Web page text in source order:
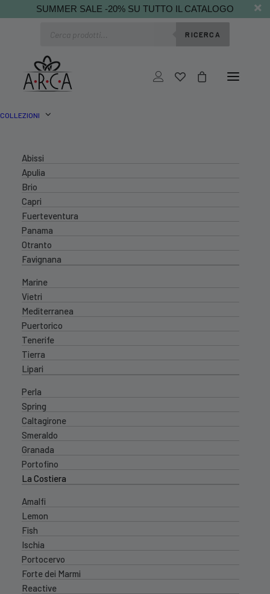
SUMMER SALE -20% SU TUTTO IL CATALOGO
RICERCA
COLLEZIONI
Abissi
Apulia
Brio
Capri
Fuerteventura
Panama
Otranto
Favignana
Marine
Vietri
Mediterranea
Puertorico
Tenerife
Tierra
Lipari
Perla
Spring
Caltagirone
Smeraldo
Granada
Portofino
La Costiera
Amalfi
Lemon
Fish
Ischia
Portocervo
Forte dei Marmi
Reactive